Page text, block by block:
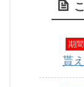
期
貰